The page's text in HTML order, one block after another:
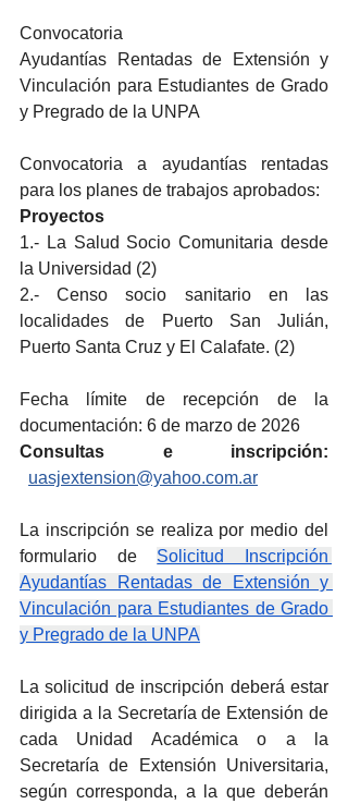
Convocatoria
Ayudantías Rentadas de Extensión y
Vinculación para Estudiantes de Grado
y Pregrado de la UNPA
Convocatoria a ayudantías rentadas
para los planes de trabajos aprobados:
Proyectos
1.- La Salud Socio Comunitaria desde
la Universidad (2)
2.- Censo socio sanitario en las
localidades de Puerto San Julián,
Puerto Santa Cruz y El Calafate. (2)
Fecha límite de recepción de la
documentación: 6 de marzo de 2026
Consultas e inscripción:
uasjextension@yahoo.com.ar
La inscripción se realiza por medio del
formulario de Solicitud Inscripción
Ayudantías Rentadas de Extensión y
Vinculación para Estudiantes de Grado
y Pregrado de la UNPA
La solicitud de inscripción deberá estar
dirigida a la Secretaría de Extensión de
cada Unidad Académica o a la
Secretaría de Extensión Universitaria,
según corresponda, a la que deberán